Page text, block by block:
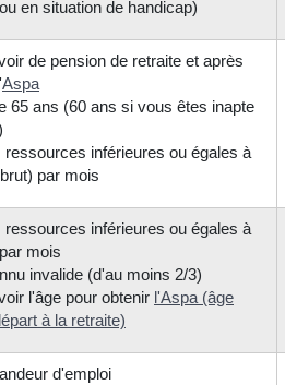
en situation de handicap)
de pension de retraite et après
Aspa
65 ans (60 ans si vous êtes inapte
ressources inférieures ou égales à
par mois
ressources inférieures ou égales à
par mois
invalide (d'au moins 2/3)
l'âge pour obtenir l'Aspa (âge
à la retraite)
d'emploi